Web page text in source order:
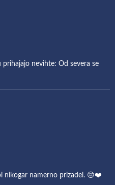
nevihte: Od severa se
nikogar namerno prizadel. 😔❤️